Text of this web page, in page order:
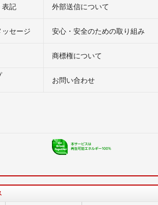
表記 外部送信について
セージ 安心・安全のための取り組み
商標権について
お問い合わせ